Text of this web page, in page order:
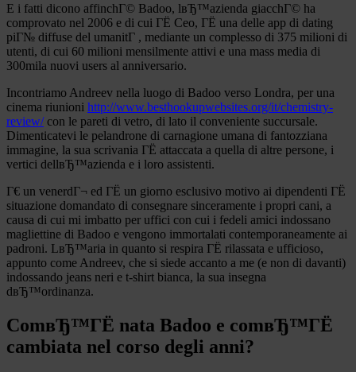
E i fatti dicono affinchГ© Badoo, lвЂ™azienda giacchГ© ha
comprovato nel 2006 e di cui ГЁ Ceo, ГЁ una delle app di dating
piГ№ diffuse del umanitГ , mediante un complesso di 375 milioni di
utenti, di cui 60 milioni mensilmente attivi e una mass media di
300mila nuovi users al anniversario.
Incontriamo Andreev nella luogo di Badoo verso Londra, per una
cinema riunioni http://www.besthookupwebsites.org/it/chemistry-
review/con le pareti di vetro, di lato il conveniente succursale.
Dimenticatevi le pelandrone di carnagione umana di fantozziana
immagine, la sua scrivania ГЁ attaccata a quella di altre persone, i
vertici dellвЂ™azienda e i loro assistenti.
Г€ un venerdГ¬ ed ГЁ un giorno esclusivo motivo ai dipendenti ГЁ
situazione domandato di consegnare sinceramente i propri cani, a
causa di cui mi imbatto per uffici con cui i fedeli amici indossano
magliettine di Badoo e vengono immortalati contemporaneamente ai
padroni. LвЂ™aria in quanto si respira ГЁ rilassata e ufficioso,
appunto come Andreev, che si siede accanto a me (e non di davanti)
indossando jeans neri e t-shirt bianca, la sua insegna
dвЂ™ordinanza.
ComвЂ™ГЁ nata Badoo e comвЂ™ГЁ
cambiata nel corso degli anni?